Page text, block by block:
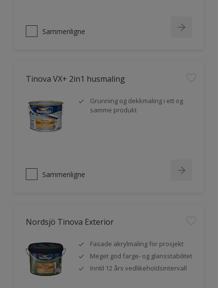
Sammenligne
Tinova VX+ 2in1 husmaling
Grunning og dekkmaling i ett og
samme produkt
Sammenligne
Nordsjö Tinova Exterior
Fasade akrylmaling for prosjekt
Meget god farge- og glansstabilitet
Inntil 12 års vedlikeholdsintervall